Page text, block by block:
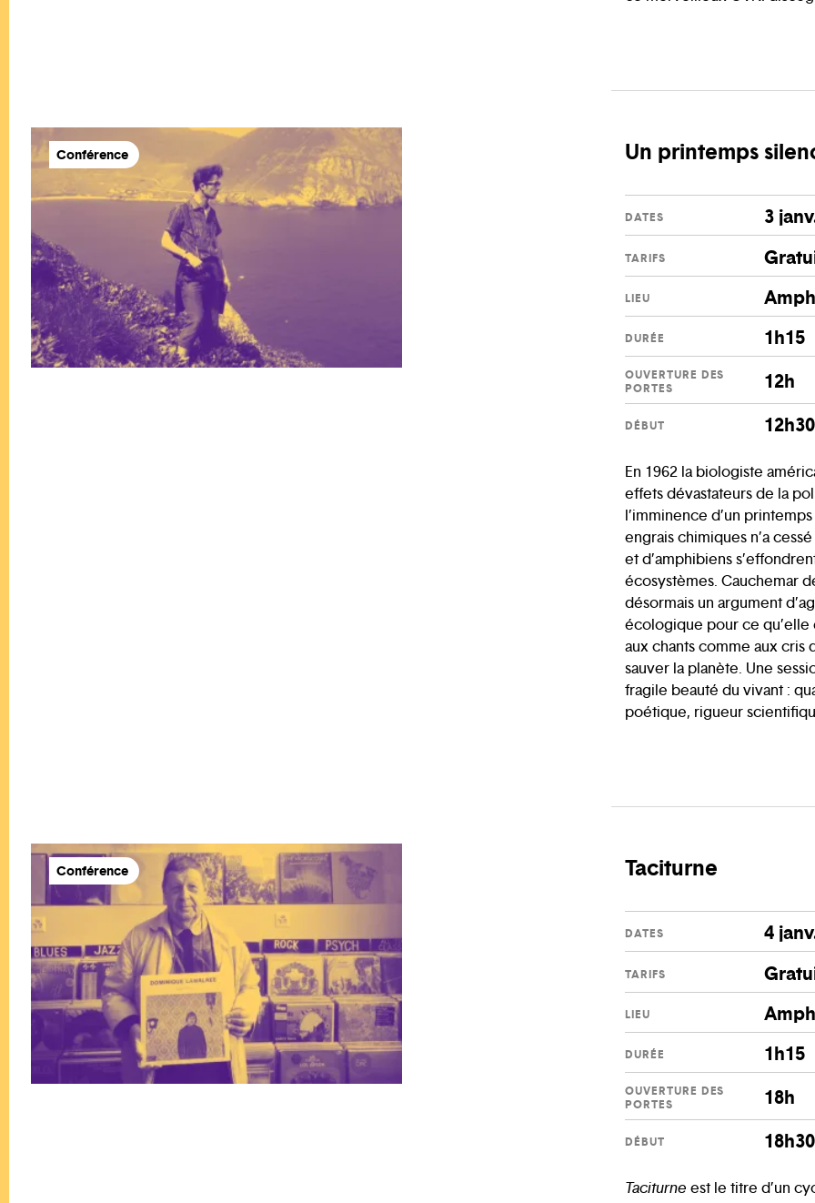
Conférence Un printemps
DATES 3
TARIFS
LIEU
DURÉE 1h15
OUVERTURE DES
PORTES
12h
DÉBUT 12h30
En 1962 la biologiste
effets dévastateurs de la
l’imminence d’un
engrais chimiques n’a
et d’amphibiens
écosystèmes. Cauchemar
désormais un argument
écologique pour ce qu’elle
aux chants comme aux cris
sauver la planète. Une
fragile beauté du vivant :
poétique, rigueur
Conférence Taciturne
DATES 4
TARIFS
LIEU
DURÉE 1h15
OUVERTURE DES
PORTES
18h
DÉBUT 18h30
Taciturne est le titre d’un